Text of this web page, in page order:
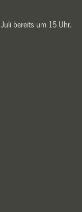
bereits um 15 Uhr.